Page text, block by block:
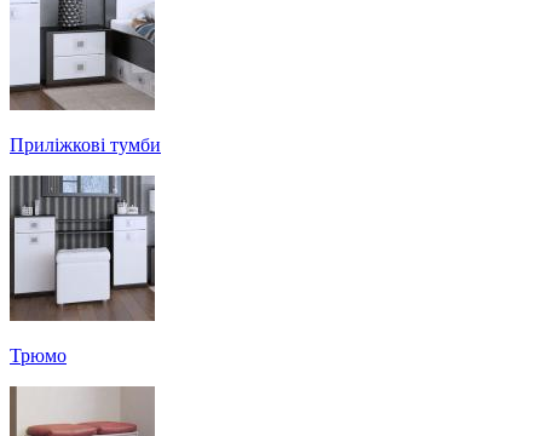
Приліжкові тумби
Трюмо